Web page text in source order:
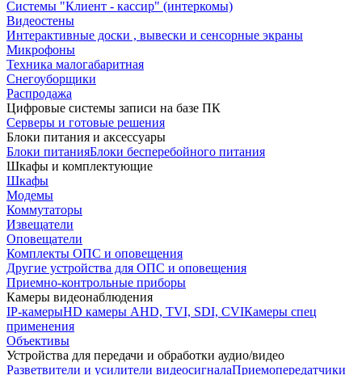
Системы "Клиент - кассир" (интеркомы)
Видеостены
Интерактивные доски , вывески и сенсорные экраны
Микрофоны
Техника малогабаритная
Снегоуборщики
Распродажа
Цифровые системы записи на базе ПК
Серверы и готовые решения
Блоки питания и аксессуары
Блоки питанияБлоки бесперебойного питания
Шкафы и комплектующие
Шкафы
Модемы
Коммутаторы
Извещатели
Оповещатели
Комплекты ОПС и оповещения
Другие устройства для ОПС и оповещения
Приемно-контрольные приборы
Камеры видеонаблюдения
IP-камерыHD камеры AHD, TVI, SDI, CVIКамеры спец
применения
Объективы
Устройства для передачи и обработки аудио/видео
Разветвители и усилители видеосигналаПриемопередатчики